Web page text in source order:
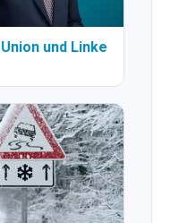
und Linke